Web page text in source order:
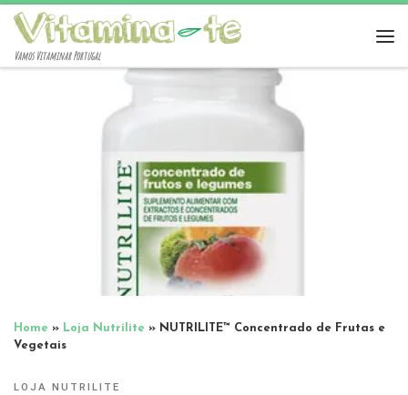
Vamos Vitaminar Portugal
Home » Loja Nutrilite » NUTRILITE™ Concentrado de Frutas e
Vegetais
LOJA NUTRILITE